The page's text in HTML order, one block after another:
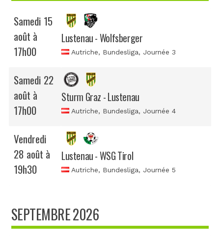
Samedi 15
août à
17h00
Lustenau - Wolfsberger
Autriche, Bundesliga, Journée 3
Samedi 22
août à
17h00
Sturm Graz - Lustenau
Autriche, Bundesliga, Journée 4
Vendredi
28 août à
19h30
Lustenau - WSG Tirol
Autriche, Bundesliga, Journée 5
SEPTEMBRE 2026